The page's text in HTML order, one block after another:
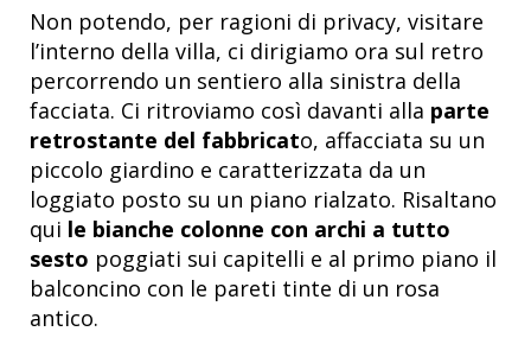
Non potendo, per ragioni di privacy, visitare
l’interno della villa, ci dirigiamo ora sul retro
percorrendo un sentiero alla sinistra della
facciata. Ci ritroviamo così davanti alla parte
retrostante del fabbricato, affacciata su un
piccolo giardino e caratterizzata da un
loggiato posto su un piano rialzato. Risaltano
qui le bianche colonne con archi a tutto
sesto poggiati sui capitelli e al primo piano il
balconcino con le pareti tinte di un rosa
antico.